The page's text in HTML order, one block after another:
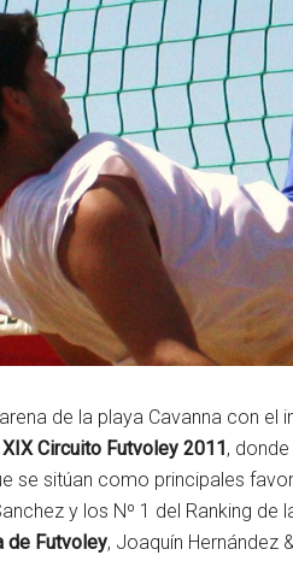
de la playa Cavanna con el
XIX Circuito Futvoley 2011,
se sitúan como principales
y los Nº 1 del Ranking
de Futvoley, Joaquín Hernández